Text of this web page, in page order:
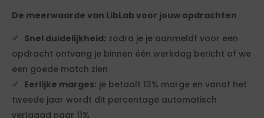
De meerwaarde van LibLab voor jouw opdrachten
Snel duidelijkheid: zodra je je aanmeldt voor een
opdracht ontvang je binnen één werkdag bericht of we
een goede match zien
Eerlijke marges: je betaalt 13% marge en vanaf het
tweede jaar wordt dit percentage automatisch
verlaagd naar 11%